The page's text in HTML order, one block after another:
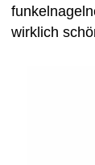
wirklich